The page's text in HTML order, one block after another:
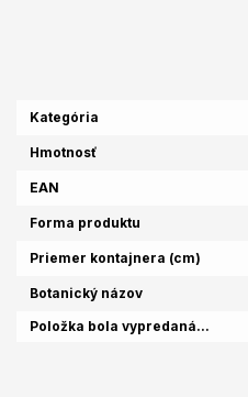
Kategória
Hmotnosť
EAN
Forma produktu
Priemer kontajnera (cm)
Botanický názov
Položka bola vypredaná…